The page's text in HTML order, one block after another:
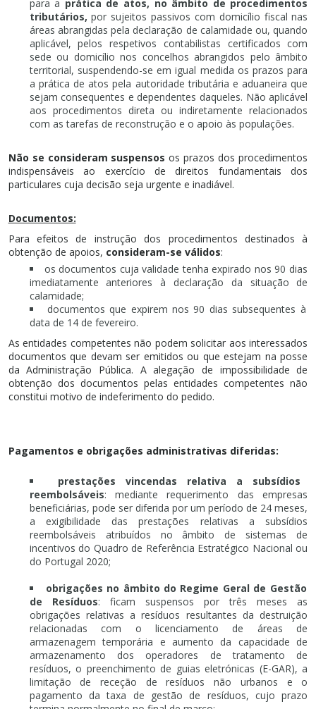
para a prática de atos, no âmbito de procedimentos
tributários, por sujeitos passivos com domicílio fiscal nas
áreas abrangidas pela declaração de calamidade ou, quando
aplicável, pelos respetivos contabilistas certificados com
sede ou domicílio nos concelhos abrangidos pelo âmbito
territorial, suspendendo-se em igual medida os prazos para
a prática de atos pela autoridade tributária e aduaneira que
sejam consequentes e dependentes daqueles. Não aplicável
aos procedimentos direta ou indiretamente relacionados
com as tarefas de reconstrução e o apoio às populações.
Não se consideram suspensos os prazos dos procedimentos
indispensáveis ao exercício de direitos fundamentais dos
particulares cuja decisão seja urgente e inadiável.
Documentos:
Para efeitos de instrução dos procedimentos destinados à
obtenção de apoios, consideram-se válidos:
os documentos cuja validade tenha expirado nos 90 dias
imediatamente anteriores à declaração da situação de
calamidade;
documentos que expirem nos 90 dias subsequentes à
data de 14 de fevereiro.
As entidades competentes não podem solicitar aos interessados
documentos que devam ser emitidos ou que estejam na posse
da Administração Pública. A alegação de impossibilidade de
obtenção dos documentos pelas entidades competentes não
constitui motivo de indeferimento do pedido.
Pagamentos e obrigações administrativas diferidas:
prestações vincendas relativa a subsídios
reembolsáveis: mediante requerimento das empresas
beneficiárias, pode ser diferida por um período de 24 meses,
a exigibilidade das prestações relativas a subsídios
reembolsáveis atribuídos no âmbito de sistemas de
incentivos do Quadro de Referência Estratégico Nacional ou
do Portugal 2020;
obrigações no âmbito do Regime Geral de Gestão
de Resíduos: ficam suspensos por três meses as
obrigações relativas a resíduos resultantes da destruição
relacionadas com o licenciamento de áreas de
armazenagem temporária e aumento da capacidade de
armazenamento dos operadores de tratamento de
resíduos, o preenchimento de guias eletrónicas (E-GAR), a
limitação de receção de resíduos não urbanos e o
pagamento da taxa de gestão de resíduos, cujo prazo